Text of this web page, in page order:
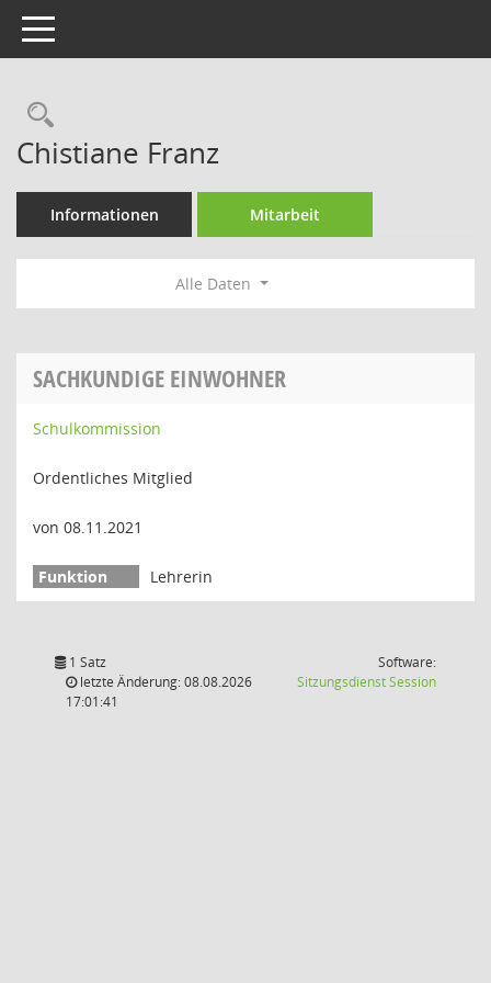
Toggle navigation
Rechercheauswahl
Chistiane Franz
Informationen Mitarbeit
Alle Daten
SACHKUNDIGE EINWOHNER
Schulkommission
Ordentliches Mitglied
von 08.11.2021
Lehrerin
1 Satz
letzte Änderung: 08.08.2026
17:01:41
Software:
SitzungsdienstSession(Wird in